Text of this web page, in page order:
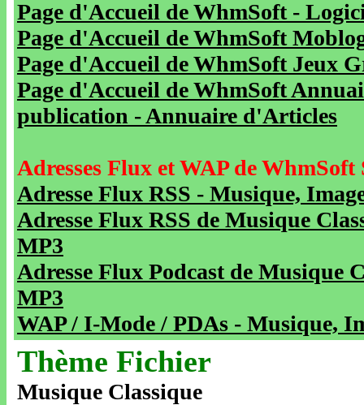
Page d'Accueil de WhmSoft -
Page d'Accueil de WhmSoft
Page d'Accueil de WhmSoft Jeux
Page d'Accueil de WhmSoft
publication - Annuaire d'Articles
Adresses Flux et WAP de WhmSoft
Adresse Flux RSS - Musique,
Adresse Flux RSS de Musique
MP3
Adresse Flux Podcast de Musique
MP3
WAP / I-Mode / PDAs - Musique,
Thème Fichier
Musique Classique